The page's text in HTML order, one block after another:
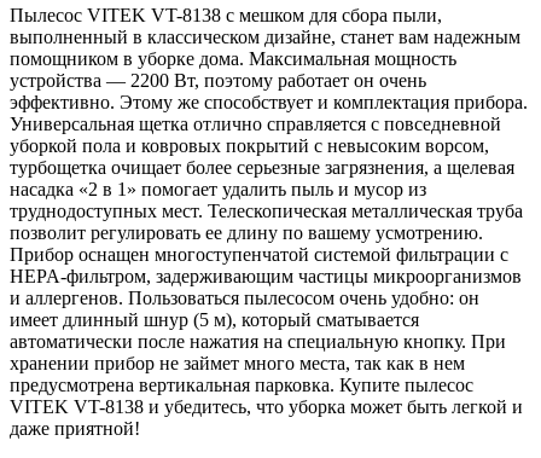
Пылесос VITEK VT-8138 с мешком для сбора пыли,
выполненный в классическом дизайне, станет вам надежным
помощником в уборке дома. Максимальная мощность
устройства — 2200 Вт, поэтому работает он очень
эффективно. Этому же способствует и комплектация прибора.
Универсальная щетка отлично справляется с повседневной
уборкой пола и ковровых покрытий с невысоким ворсом,
турбощетка очищает более серьезные загрязнения, а щелевая
насадка «2 в 1» помогает удалить пыль и мусор из
труднодоступных мест. Телескопическая металлическая труба
позволит регулировать ее длину по вашему усмотрению.
Прибор оснащен многоступенчатой системой фильтрации с
HEPA-фильтром, задерживающим частицы микроорганизмов
и аллергенов. Пользоваться пылесосом очень удобно: он
имеет длинный шнур (5 м), который сматывается
автоматически после нажатия на специальную кнопку. При
хранении прибор не займет много места, так как в нем
предусмотрена вертикальная парковка. Купите пылесос
VITEK VT-8138 и убедитесь, что уборка может быть легкой и
даже приятной!